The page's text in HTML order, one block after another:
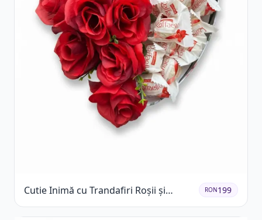
Cutie Inimă cu Trandafiri Roșii și
Raffaello
RON199